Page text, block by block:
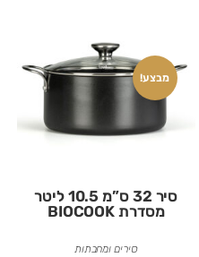
מבצע!
סיר 32 ס”מ 10.5 ליטר
מסדרת BIOCOOK
סירים ומחבתות